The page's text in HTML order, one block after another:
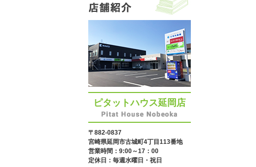
ピタットハウス延岡店
〒882-0837
宮崎県延岡市古城町4丁目113番地
営業時間：9:00～17：00
定休日：毎週水曜日・祝日